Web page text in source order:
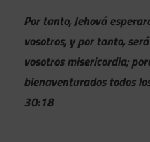
Por tanto, Jehová
vosotros, y por tanto,
vosotros misericordia;
bienaventurados todos
30:18